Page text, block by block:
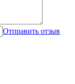
Отправить отзыв